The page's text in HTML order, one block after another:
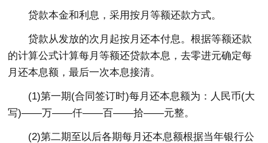
贷款本金和利息，采用按月等额还款方式。
贷款从发放的次月起按月还本付息。根据等额还款
的计算公式计算每月等额还贷款本息，去零进元确定每
月还本息额，最后一次本息接清。
(1)第一期(合同签订时)每月还本息额为：人民币(大
写)——万——仟——百——拾——元整。
(2)第二期至以后各期每月还本息额根据当年银行公